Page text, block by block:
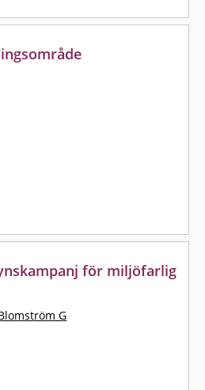
för miljöfarlig
G